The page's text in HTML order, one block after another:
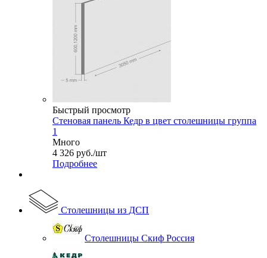
Быстрый просмотр
Стеновая панель Кедр в цвет столешницы группа
1
Много
4 326 руб./шт
Подробнее
Столешницы из ДСП
Столешницы Скиф Россия